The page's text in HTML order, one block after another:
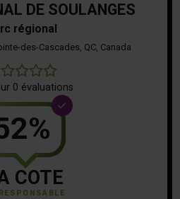
DE SOULANGES
régional
des-Cascades, QC, Canada
0 évaluations
COTE